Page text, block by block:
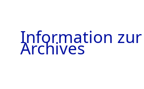
Information
Archives